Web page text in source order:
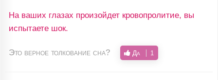
На ваших глазах произойдет кровопролитие, вы
испытаете шок.
Это верное толкование сна? Да 1